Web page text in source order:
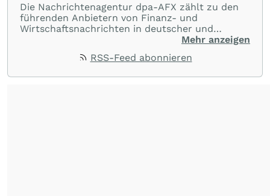
Die Nachrichtenagentur dpa-AFX zählt zu den
führenden Anbietern von Finanz- und
Wirtschaftsnachrichten in deutscher und
englischer Sprache. Gestützt auf ein
dpa-AFX unabhängig, zuverlässig und schnell
Mehr anzeigen
RSS-Feed abonnieren